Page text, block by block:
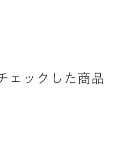
ェックした商品